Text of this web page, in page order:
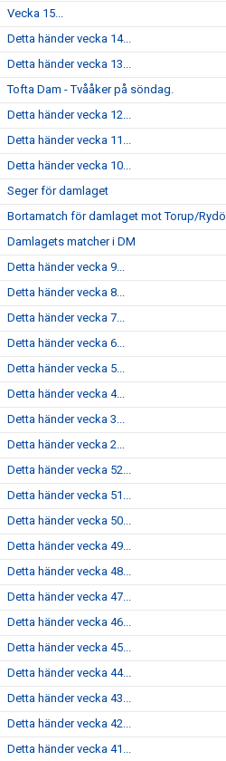
Vecka 15...
Detta händer vecka 14...
Detta händer vecka 13...
Tofta Dam - Tvååker på söndag.
Detta händer vecka 12...
Detta händer vecka 11...
Detta händer vecka 10...
Seger för damlaget
Bortamatch för damlaget mot Torup/Rydö
Damlagets matcher i DM
Detta händer vecka 9...
Detta händer vecka 8...
Detta händer vecka 7...
Detta händer vecka 6...
Detta händer vecka 5...
Detta händer vecka 4...
Detta händer vecka 3...
Detta händer vecka 2...
Detta händer vecka 52...
Detta händer vecka 51...
Detta händer vecka 50...
Detta händer vecka 49...
Detta händer vecka 48...
Detta händer vecka 47...
Detta händer vecka 46...
Detta händer vecka 45...
Detta händer vecka 44...
Detta händer vecka 43...
Detta händer vecka 42...
Detta händer vecka 41...